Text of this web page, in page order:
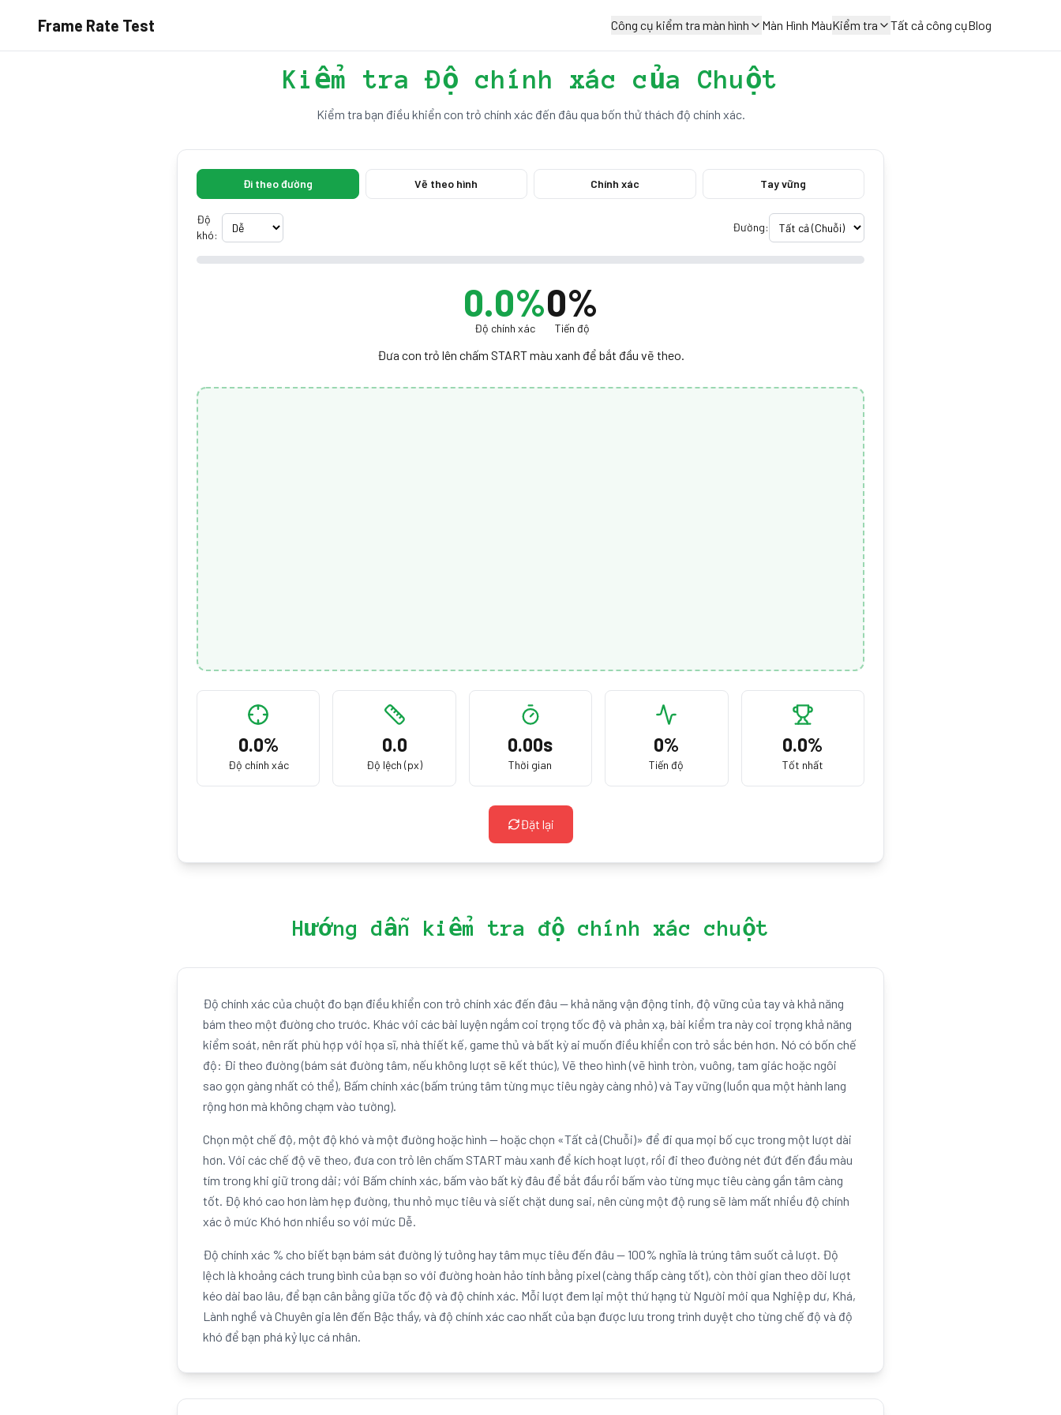
Frame Rate Test Công cụ kiểm tra màn hình Màn Hình MàuKiểm tra Tất cả công cụBlog
Kiểm tra Độ chính xác của Chuột
Kiểm tra bạn điều khiển con trỏ chính xác đến đâu qua bốn thử thách độ chính xác.
Đi theo đường Vẽ theo hình Chính xác Tay vững
Độ
khó:
Đường:
0.0%
Độ chính xác
0%
Tiến độ
Đưa con trỏ lên chấm START màu xanh để bắt đầu vẽ theo.
0.0%
Độ chính xác
0.0
Độ lệch (px)
0.00s
Thời gian
0%
Tiến độ
0.0%
Tốt nhất
Đặt lại
Hướng dẫn kiểm tra độ chính xác chuột
Độ chính xác của chuột đo bạn điều khiển con trỏ chính xác đến đâu — khả năng vận động tinh, độ vững của tay và khả năng
bám theo một đường cho trước. Khác với các bài luyện ngắm coi trọng tốc độ và phản xạ, bài kiểm tra này coi trọng khả năng
kiểm soát, nên rất phù hợp với họa sĩ, nhà thiết kế, game thủ và bất kỳ ai muốn điều khiển con trỏ sắc bén hơn. Nó có bốn chế
độ: Đi theo đường (bám sát đường tâm, nếu không lượt sẽ kết thúc), Vẽ theo hình (vẽ hình tròn, vuông, tam giác hoặc ngôi
sao gọn gàng nhất có thể), Bấm chính xác (bấm trúng tâm từng mục tiêu ngày càng nhỏ) và Tay vững (luồn qua một hành lang
rộng hơn mà không chạm vào tường).
Chọn một chế độ, một độ khó và một đường hoặc hình — hoặc chọn «Tất cả (Chuỗi)» để đi qua mọi bố cục trong một lượt dài
hơn. Với các chế độ vẽ theo, đưa con trỏ lên chấm START màu xanh để kích hoạt lượt, rồi đi theo đường nét đứt đến đầu màu
tím trong khi giữ trong dải; với Bấm chính xác, bấm vào bất kỳ đâu để bắt đầu rồi bấm vào từng mục tiêu càng gần tâm càng
tốt. Độ khó cao hơn làm hẹp đường, thu nhỏ mục tiêu và siết chặt dung sai, nên cùng một độ rung sẽ làm mất nhiều độ chính
xác ở mức Khó hơn nhiều so với mức Dễ.
Độ chính xác % cho biết bạn bám sát đường lý tưởng hay tâm mục tiêu đến đâu — 100% nghĩa là trúng tâm suốt cả lượt. Độ
lệch là khoảng cách trung bình của bạn so với đường hoàn hảo tính bằng pixel (càng thấp càng tốt), còn thời gian theo dõi lượt
kéo dài bao lâu, để bạn cân bằng giữa tốc độ và độ chính xác. Mỗi lượt đem lại một thứ hạng từ Người mới qua Nghiệp dư, Khá,
Lành nghề và Chuyên gia lên đến Bậc thầy, và độ chính xác cao nhất của bạn được lưu trong trình duyệt cho từng chế độ và độ
khó để bạn phá kỷ lục cá nhân.